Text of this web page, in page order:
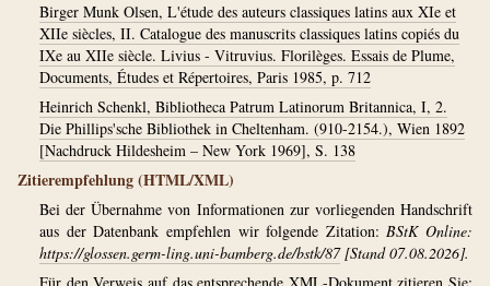
Birger Munk Olsen, L'étude des auteurs classiques latins aux XIe et
XIIe siècles, II. Catalogue des manuscrits classiques latins copiés du
IXe au XIIe siècle. Livius - Vitruvius. Florilèges. Essais de Plume,
Documents, Études et Répertoires, Paris 1985, p. 712
Heinrich Schenkl, Bibliotheca Patrum Latinorum Britannica, I, 2.
Die Phillips'sche Bibliothek in Cheltenham. (910-2154.), Wien 1892
[Nachdruck Hildesheim – New York 1969], S. 138
Zitierempfehlung (HTML/XML)
Bei der Übernahme von Informationen zur vorliegenden Handschrift
aus der Datenbank empfehlen wir folgende Zitation:BStK Online:
https://glossen.germ-ling.uni-bamberg.de/bstk/87[Stand 07.08.2026].